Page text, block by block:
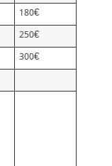
180€
250€
300€